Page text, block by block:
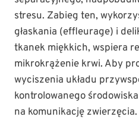
stresu. Zabieg ten,
głaskania (effleurage) i
tkanek miękkich, wspiera
mikrokrążenie krwi. Aby
wyciszenia układu
kontrolowanego
na komunikację